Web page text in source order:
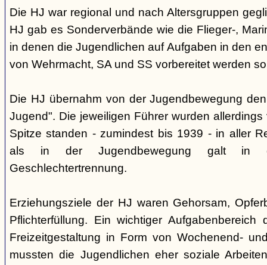
Die HJ war regional und nach Altersgruppen
HJ gab es Sonderverbände wie die Flieger-,
in denen die Jugendlichen auf Aufgaben in den
von Wehrmacht, SA und SS vorbereitet werden
Die HJ übernahm von der Jugendbewegung
Jugend". Die jeweiligen Führer wurden
Spitze standen - zumindest bis 1939 - in aller
als in der Jugendbewegung galt in
Geschlechtertrennung.
Erziehungsziele der HJ waren Gehorsam,
Pflichterfüllung. Ein wichtiger
Freizeitgestaltung in Form von Wochenend-
mussten die Jugendlichen eher soziale